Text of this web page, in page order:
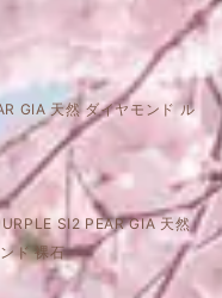
GIA 天然 ダイヤモンド ル
SI2 PEAR GIA 天然
ド 裸石